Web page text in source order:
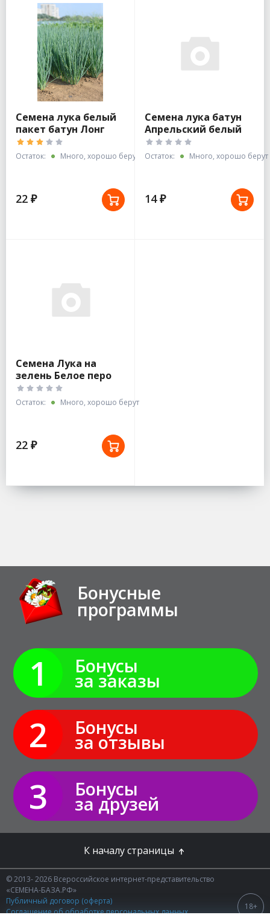
Семена лука белый
пакет батун Лонг
Токио 1г
Остаток: Много, хорошо берут
22 ₽
Семена лука батун
Апрельский белый
пакет Гавриш
Остаток: Много, хорошо берут
14 ₽
Семена Лука на
зелень Белое перо
0.5гбелый пакет
Остаток: Много, хорошо берут
22 ₽
Бонусные
программы
1 Бонусы
за заказы
2 Бонусы
за отзывы
3 Бонусы
за друзей
К началу страницы
© 2013- 2026 Всероссийское интернет-представительство
«СЕМЕНА-БАЗА.РФ»
Публичный договор (оферта)
Соглашение об обработке персональных данных
18+